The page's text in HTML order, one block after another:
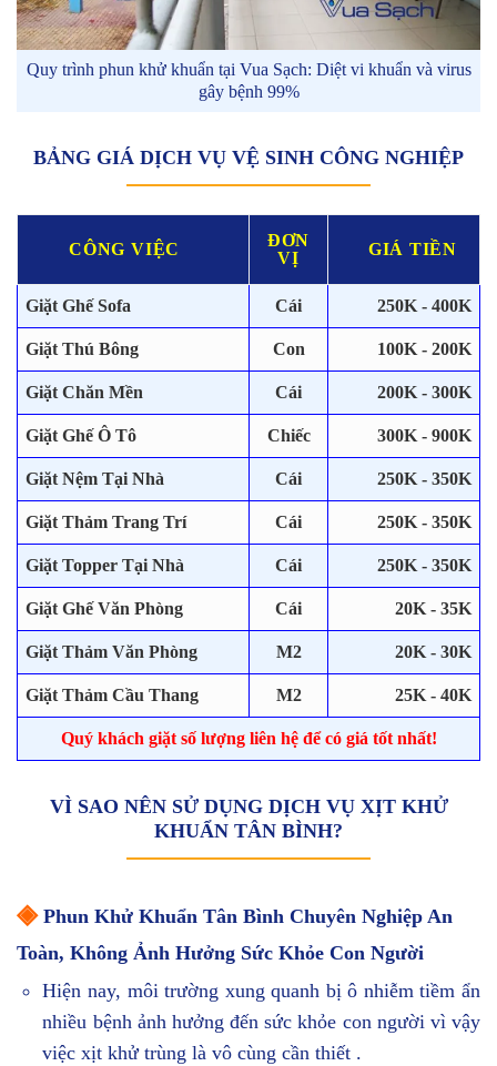
Quy trình phun khử khuẩn tại Vua Sạch: Diệt vi khuẩn và virus
gây bệnh 99%
BẢNG GIÁ DỊCH VỤ VỆ SINH CÔNG NGHIỆP
CÔNG VIỆC
ĐƠN
VỊ
GIÁ TIỀN
Giặt Ghế Sofa Cái 250K - 400K
Giặt Thú Bông Con 100K - 200K
Giặt Chăn Mền Cái 200K - 300K
Giặt Ghế Ô Tô Chiếc 300K - 900K
Giặt Nệm Tại Nhà Cái 250K - 350K
Giặt Thảm Trang Trí Cái 250K - 350K
Giặt Topper Tại Nhà Cái 250K - 350K
Giặt Ghế Văn Phòng Cái 20K - 35K
Giặt Thảm Văn Phòng M2 20K - 30K
Giặt Thảm Cầu Thang M2 25K - 40K
Quý khách giặt số lượng liên hệ để có giá tốt nhất!
VÌ SAO NÊN SỬ DỤNG DỊCH VỤ XỊT KHỬ
KHUẨN TÂN BÌNH?
◈ Phun Khử Khuẩn Tân Bình Chuyên Nghiệp An
Toàn, Không Ảnh Hưởng Sức Khỏe Con Người
Hiện nay, môi trường xung quanh bị ô nhiễm tiềm ẩn
nhiều bệnh ảnh hưởng đến sức khỏe con người vì vậy
việc xịt khử trùng là vô cùng cần thiết .